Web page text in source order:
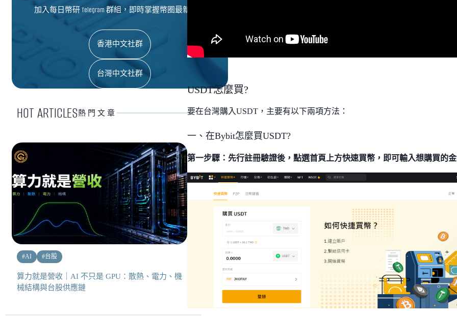
加入每日幣研 Telegram 群組，即時掌握幣圈最新資訊
香港中文社群
台灣中文社群
HOT ARTICLES熱門文章
#AI #台股
算力就是營收｜AI 不只是 GPU：散熱、電力、機
械結構與台股供應鏈
USDT怎麼買?
要在台灣購入USDT，主要有以下兩項方法：
一、在Bybit怎麼買USDT?
第一步驟：先行註冊驗證後，點選首頁上方快速買幣，即可輸入想購買的